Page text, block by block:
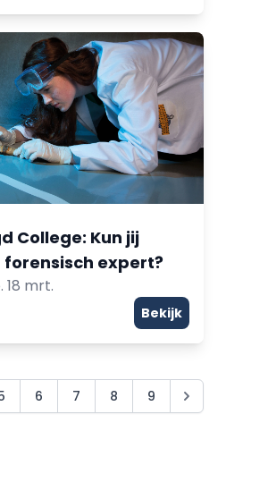
College: Kun jij
forensisch expert?
18 mrt.
Bekijk
6 7 8 9